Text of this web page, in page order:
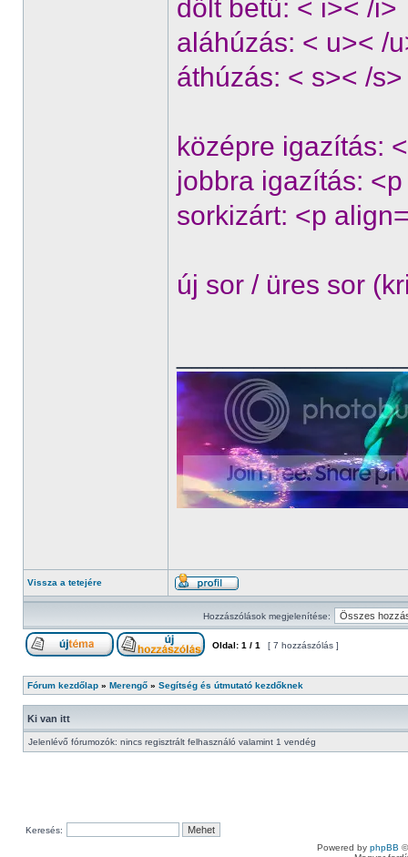
dőlt betű: < i>< /i>
aláhúzás: < u>< /
áthúzás: < s>< /s>
középre igazítás:
jobbra igazítás:
sorkizárt: <p
új sor / üres sor
Vissza a tetejére
Hozzászólások megjelenítése:
Oldal: 1 / 1 [ 7 hozzászólás ]
Fórum kezdőlap » Merengő » Segítség és útmutató kezdőknek
Ki van itt
Jelenlévő fórumozók: nincs regisztrált felhasználó valamint 1 vendég
Keresés:
Powered by phpBB